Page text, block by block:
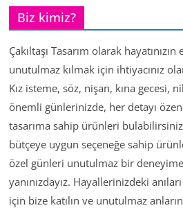
Biz kimiz?
Çakıltaşı Tasarım olarak hayatınızın
unutulmaz kılmak için ihtiyacınız
Kız isteme, söz, nişan, kına gecesi,
önemli günlerinizde, her detayı
tasarıma sahip ürünleri
bütçeye uygun seçeneğe sahip
özel günleri unutulmaz bir
yanınızdayız. Hayallerinizdeki
için bize katılın ve unutulmaz